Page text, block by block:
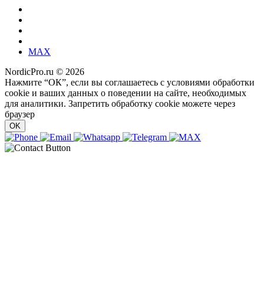
MAX
NordicPro.ru © 2026
Нажмите “ОК”, если вы соглашаетесь с условиями обработки
cookie и ваших данных о поведении на сайте, необходимых
для аналитики. Запретить обработку cookie можете через
браузер
OK